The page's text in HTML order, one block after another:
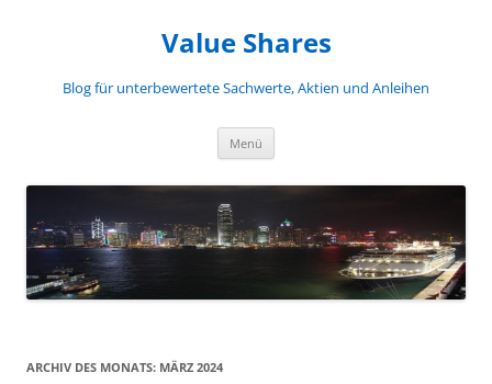
Value Shares
Blog für unterbewertete Sachwerte, Aktien und Anleihen
Menü
ARCHIV DES MONATS: MÄRZ 2024